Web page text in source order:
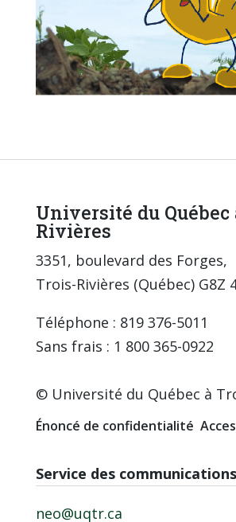
Université du Québec
Rivières
3351, boulevard des Forges,
Trois-Rivières (Québec) G8Z
Téléphone : 819 376-5011
Sans frais : 1 800 365-0922
© Université du Québec à
Énoncé de confidentialité
Service des communications
neo@uqtr.ca